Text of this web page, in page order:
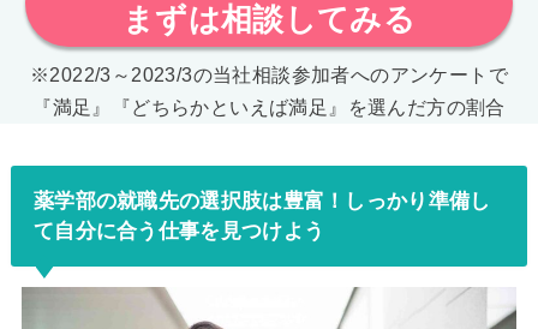
まずは相談してみる
※2022/3～2023/3の当社相談参加者へのアンケートで
『満足』『どちらかといえば満足』を選んだ方の割合
薬学部の就職先の選択肢は豊富！しっかり準備し
て自分に合う仕事を見つけよう